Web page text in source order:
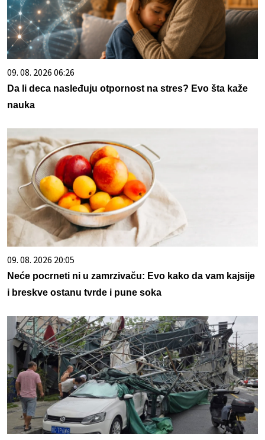
09. 08. 2026 06:26
Da li deca nasleđuju otpornost na stres? Evo šta kaže
nauka
09. 08. 2026 20:05
Neće pocrneti ni u zamrzivaču: Evo kako da vam kajsije
i breskve ostanu tvrde i pune soka